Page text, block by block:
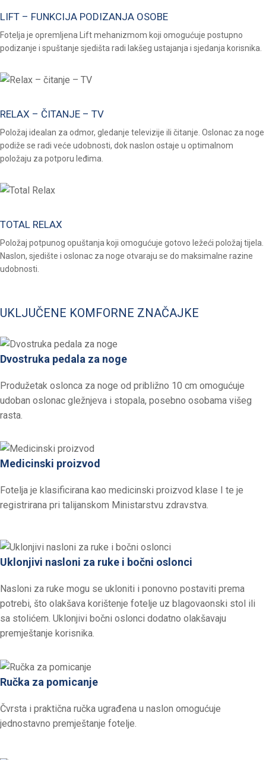
LIFT – FUNKCIJA PODIZANJA OSOBE
Fotelja je opremljena Lift mehanizmom koji omogućuje postupno
podizanje i spuštanje sjedišta radi lakšeg ustajanja i sjedanja korisnika.
RELAX – ČITANJE – TV
Položaj idealan za odmor, gledanje televizije ili čitanje. Oslonac za noge
podiže se radi veće udobnosti, dok naslon ostaje u optimalnom
položaju za potporu leđima.
TOTAL RELAX
Položaj potpunog opuštanja koji omogućuje gotovo ležeći položaj tijela.
Naslon, sjedište i oslonac za noge otvaraju se do maksimalne razine
udobnosti.
UKLJUČENE KOMFORNE ZNAČAJKE
Dvostruka pedala za noge
Produžetak oslonca za noge od približno 10 cm omogućuje
udoban oslonac gležnjeva i stopala, posebno osobama višeg
rasta.
Medicinski proizvod
Fotelja je klasificirana kao medicinski proizvod klase I te je
registrirana pri talijanskom Ministarstvu zdravstva.
Uklonjivi nasloni za ruke i bočni oslonci
Nasloni za ruke mogu se ukloniti i ponovno postaviti prema
potrebi, što olakšava korištenje fotelje uz blagovaonski stol ili
sa stolićem. Uklonjivi bočni oslonci dodatno olakšavaju
premještanje korisnika.
Ručka za pomicanje
Čvrsta i praktična ručka ugrađena u naslon omogućuje
jednostavno premještanje fotelje.